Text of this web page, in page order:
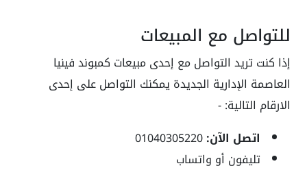
للتواصل مع المبيعات
إذا كنت تريد التواصل مع إحدى مبيعات كمبوند فينيا
العاصمة الإدارية الجديدة يمكنك التواصل على إحدى
الارقام التالية: -
اتصل الآن:
تليفون أو واتساب